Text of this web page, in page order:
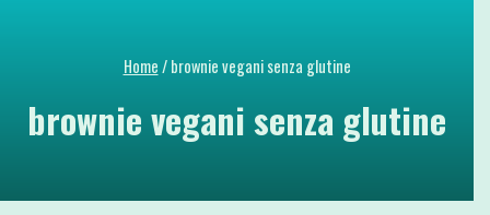
Home/ brownie vegani senza glutine
brownie vegani senza glutine